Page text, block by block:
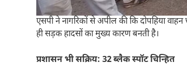
एसपी ने नागरिकों से अपील की कि दोपहिया
ही सड़क हादसों का मुख्य कारण बनती है।
प्रशासन भी सक्रिय: 32 ब्लैक स्पॉट चिन्हित